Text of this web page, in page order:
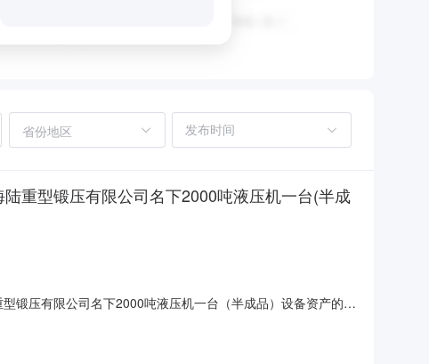
省份地区
重型锻压有限公司名下2000吨液压机一台(半成
锻压有限公司名下2000吨液压机一台（半成品）设备资产的公
行公开拍卖活动，现公告如下：一、拍卖标的：张家港海陆